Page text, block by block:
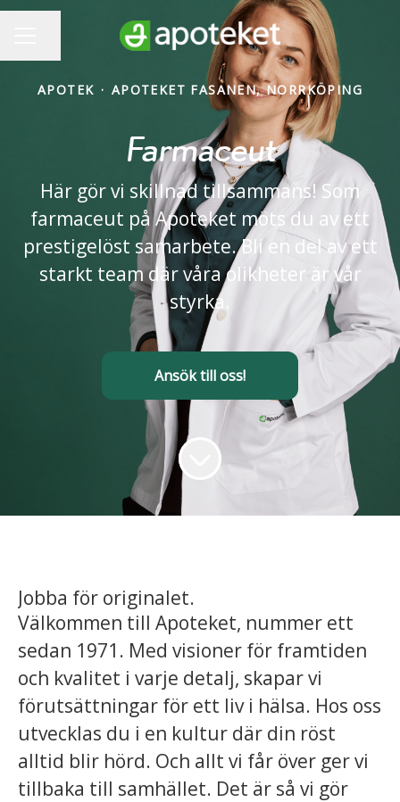
APOTEK · APOTEKET FASANEN, NORRKÖPING
Farmaceut
Här gör vi skillnad tillsammans! Som
farmaceut på Apoteket möts du av ett
prestigelöst samarbete. Bli en del av ett
starkt team där våra olikheter är vår
styrka.
Ansök till oss!
Jobba för originalet.
Välkommen till Apoteket, nummer ett
sedan 1971. Med visioner för framtiden
och kvalitet i varje detalj, skapar vi
förutsättningar för ett liv i hälsa. Hos oss
utvecklas du i en kultur där din röst
alltid blir hörd. Och allt vi får över ger vi
tillbaka till samhället. Det är så vi gör